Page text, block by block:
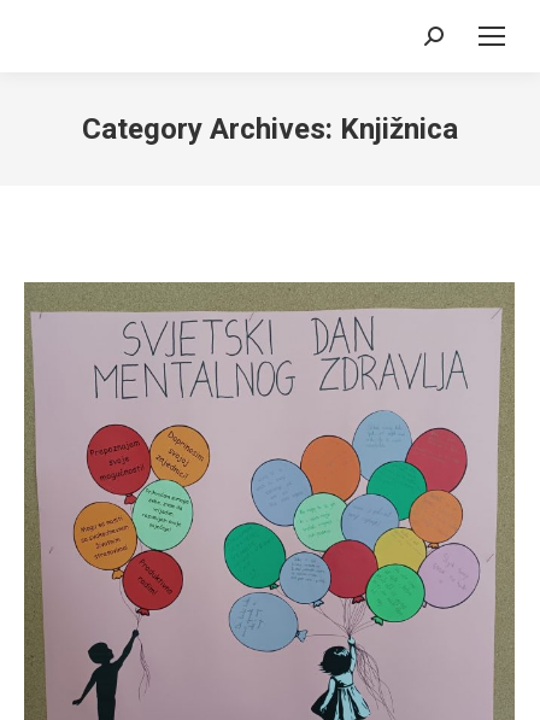
Search:
Category Archives: Knjižnica